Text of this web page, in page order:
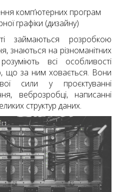
комп’ютерних програм
графіки (дизайну)
займаються розробкою
знаються на різноманітних
всі особливості
що за ним ховається. Вони
сили у проєктуванні
веброзробці, написанні
структур даних.